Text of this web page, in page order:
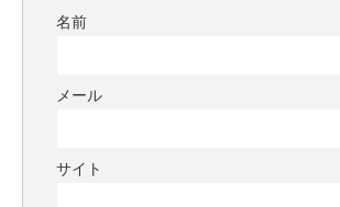
名前
メール
サイト